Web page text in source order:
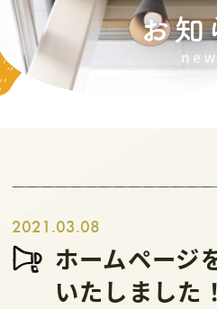
2021.03.08
ホームページ
いたしました！